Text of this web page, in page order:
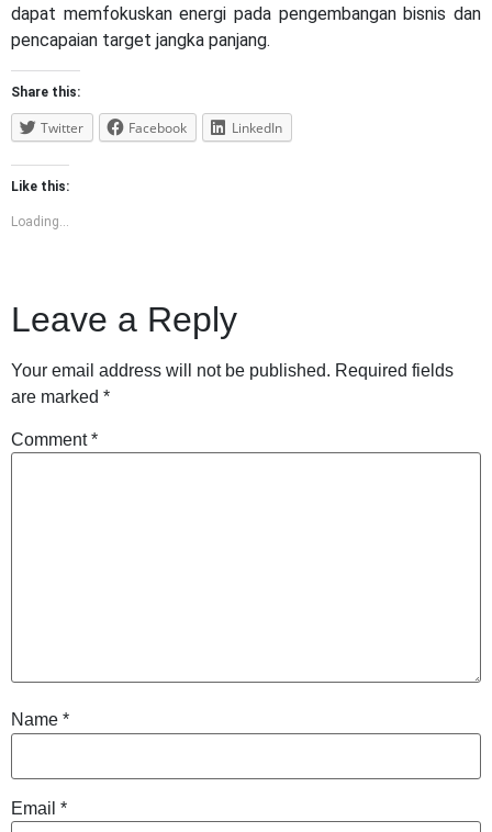
dapat memfokuskan energi pada pengembangan bisnis dan
pencapaian target jangka panjang.
Share this:
Twitter Facebook LinkedIn
Like this:
Loading...
Leave a Reply
Your email address will not be published. Required fields
are marked *
Comment*
Name *
Email *